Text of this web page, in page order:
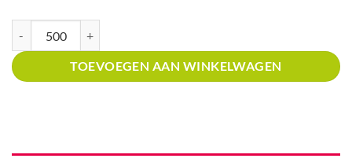
TOEVOEGEN AAN WINKELWAGEN